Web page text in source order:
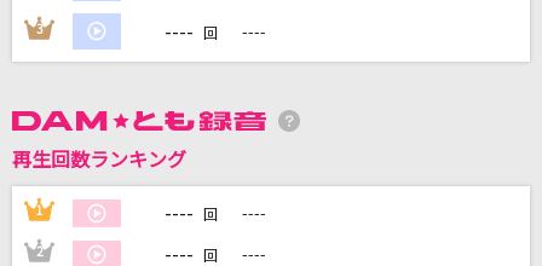
DAMの新曲・ランキングなど
カラオケをもっと楽しもう！
3 ---- 回 ----
再生回数ランキング
1 ---- 回 ----
2 ---- 回 ----